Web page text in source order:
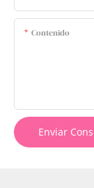
Contenido
Enviar